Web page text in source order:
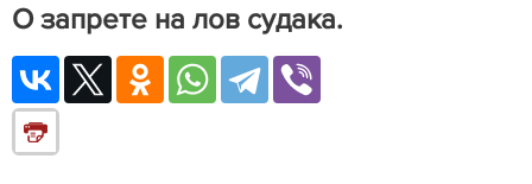
О запрете на лов судака.